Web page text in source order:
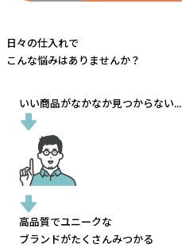
日々の仕入れで
こんな悩みはありませんか？
いい商品がなかなか見つからない...
高品質でユニークな
ブランドがたくさんみつかる